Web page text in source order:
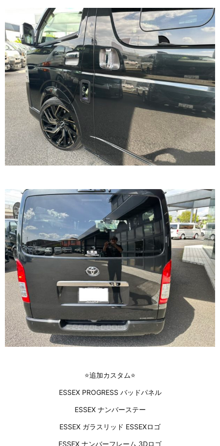
⭐追加カスタム⭐
ESSEX PROGRESS バッドパネル
ESSEX ナンバーステー
ESSEX ガラスリッド ESSEXロゴ
ESSEX ナンバーフレーム 3Dロゴ